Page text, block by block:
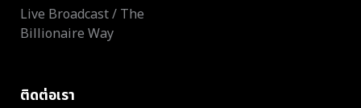
Live Broadcast / The
Billionaire Way
ติดต่อเรา